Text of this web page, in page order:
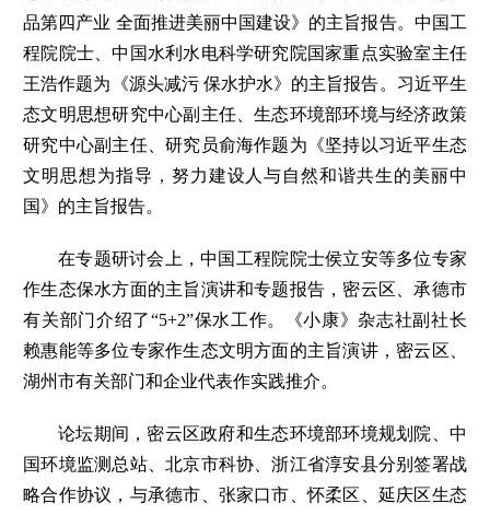
品第四产业 全面推进美丽中国建设》的主旨报告。中国工
程院院士、中国水利水电科学研究院国家重点实验室主任
王浩作题为《源头减污 保水护水》的主旨报告。习近平生
态文明思想研究中心副主任、生态环境部环境与经济政策
研究中心副主任、研究员俞海作题为《坚持以习近平生态
文明思想为指导，努力建设人与自然和谐共生的美丽中
国》的主旨报告。
在专题研讨会上，中国工程院院士侯立安等多位专家
作生态保水方面的主旨演讲和专题报告，密云区、承德市
有关部门介绍了“5+2”保水工作。《小康》杂志社副社长
赖惠能等多位专家作生态文明方面的主旨演讲，密云区、
湖州市有关部门和企业代表作实践推介。
论坛期间，密云区政府和生态环境部环境规划院、中
国环境监测总站、北京市科协、浙江省淳安县分别签署战
略合作协议，与承德市、张家口市、怀柔区、延庆区生态